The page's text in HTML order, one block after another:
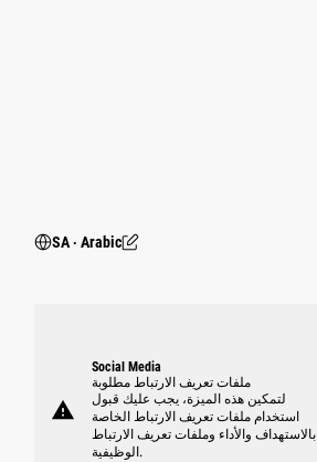
SA ‧ Arabic
warning
Social Media
ملفات تعريف الارتباط مطلوبة
لتمكين هذه الميزة، يجب عليك قبول
استخدام ملفات تعريف الارتباط الخاصة
بالاستهداف والأداء وملفات تعريف الارتباط
الوظيفية.